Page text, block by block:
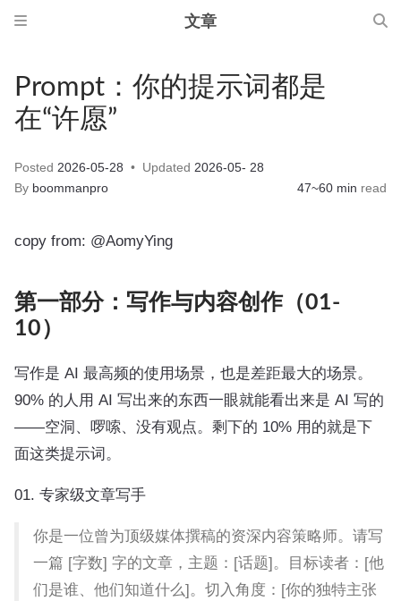
文章
Prompt：你的提示词都是
在“许愿”
Posted 2026-05-28 Updated 2026-05- 28
By boommanpro 47~60 min read
copy from: @AomyYing
第一部分：写作与内容创作（01-
10）
写作是 AI 最高频的使用场景，也是差距最大的场景。
90% 的人用 AI 写出来的东西一眼就能看出来是 AI 写的
——空洞、啰嗦、没有观点。剩下的 10% 用的就是下
面这类提示词。
01. 专家级文章写手
你是一位曾为顶级媒体撰稿的资深内容策略师。请写
一篇 [字数] 字的文章，主题：[话题]。目标读者：[他
们是谁、他们知道什么]。切入角度：[你的独特主张